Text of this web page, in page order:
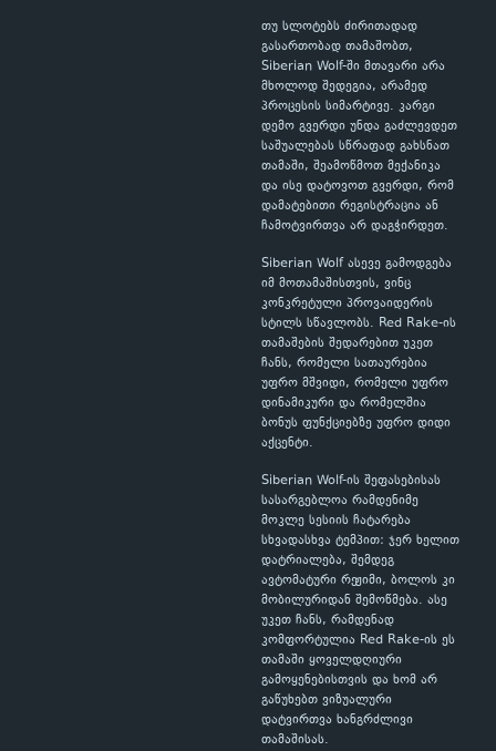
თუ სლოტებს ძირითადად
გასართობად თამაშობთ,
Siberian Wolf-ში მთავარი არა
მხოლოდ შედეგია, არამედ
პროცესის სიმარტივე. კარგი
დემო გვერდი უნდა გაძლევდეთ
საშუალებას სწრაფად გახსნათ
თამაში, შეამოწმოთ მექანიკა
და ისე დატოვოთ გვერდი, რომ
დამატებითი რეგისტრაცია ან
ჩამოტვირთვა არ დაგჭირდეთ.
Siberian Wolf ასევე გამოდგება
იმ მოთამაშისთვის, ვინც
კონკრეტული პროვაიდერის
სტილს სწავლობს. Red Rake-ის
თამაშების შედარებით უკეთ
ჩანს, რომელი სათაურებია
უფრო მშვიდი, რომელი უფრო
დინამიკური და რომელშია
ბონუს ფუნქციებზე უფრო დიდი
აქცენტი.
Siberian Wolf-ის შეფასებისას
სასარგებლოა რამდენიმე
მოკლე სესიის ჩატარება
სხვადასხვა ტემპით: ჯერ ხელით
დატრიალება, შემდეგ
ავტომატური რეჟიმი, ბოლოს კი
მობილურიდან შემოწმება. ასე
უკეთ ჩანს, რამდენად
კომფორტულია Red Rake-ის ეს
თამაში ყოველდღიური
გამოყენებისთვის და ხომ არ
გაწუხებთ ვიზუალური
დატვირთვა ხანგრძლივი
თამაშისას.